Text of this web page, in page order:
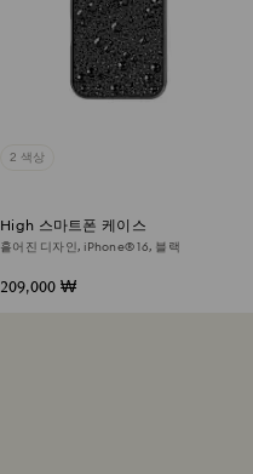
2 색상
High 스마트폰 케이스
흩어진 디자인, iPhone® 16, 블랙
209,000 ₩